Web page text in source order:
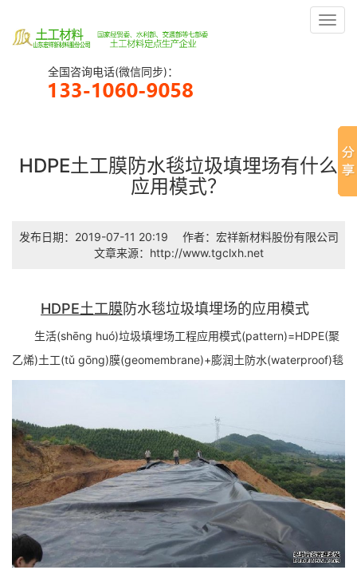
全国咨询电话(微信同步)：
HDPE土工膜防水毯垃圾填埋场有什么
应用模式？
发布日期：2019-07-11 20:19
作者：宏祥新材料股份有限公司
文章来源：http://www.tgclxh.net
HDPE土工膜防水毯垃圾填埋场的应用模式
生活(shēng huó)垃圾填埋场工程应用模式(pattern)=HDPE(聚
乙烯)土工(tǔ ɡōnɡ)膜(geomembrane)+膨润土防水(waterproof)毯